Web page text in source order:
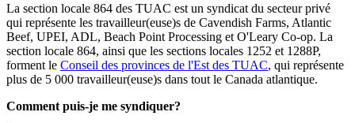
La section locale 864 des TUAC est un syndicat du secteur privé
qui représente les travailleur(euse)s de Cavendish Farms, Atlantic
Beef, UPEI, ADL, Beach Point Processing et O'Leary Co-op. La
section locale 864, ainsi que les sections locales 1252 et 1288P,
forment le Conseil des provinces de l'Est des TUAC, qui représente
plus de 5 000 travailleur(euse)s dans tout le Canada atlantique.
Comment puis-je me syndiquer?